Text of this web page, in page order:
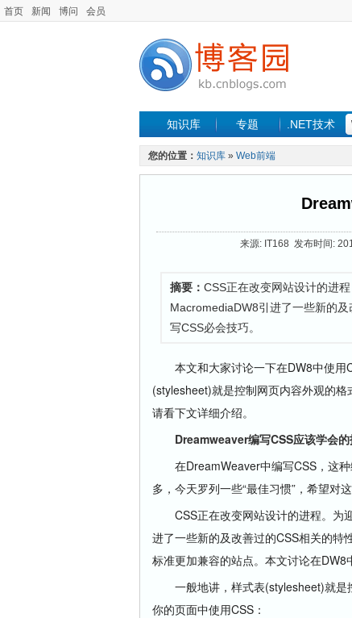
首页 新闻 博问 会员
知识库 专题 .NET技术
您的位置： 知识库 » Web前端
来源: IT168 发布时间:
摘要： CSS正在改变网站设计的进
MacromediaDW8引进了一些新的
写CSS必会技巧。
本文和大家讨论一下在DW8中使用
(stylesheet)就是控制网页内容外观的
请看下文详细介绍。
Dreamweaver编写CSS应该学会的
在DreamWeaver中编写CSS，这种
多，今天罗列一些“最佳习惯”，希望对
CSS正在改变网站设计的进程。为
进了一些新的及改善过的CSS相关的特
标准更加兼容的站点。本文讨论在DW8
一般地讲，样式表(stylesheet)就是
你的页面中使用CSS：